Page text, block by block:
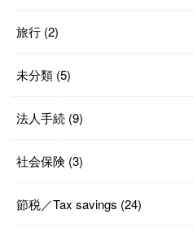
旅行 (2)
未分類 (5)
法人手続 (9)
社会保険 (3)
節税／Tax savings (24)